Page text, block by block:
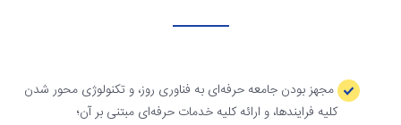
مجهز بودن جامعه حرفه‌ای به فناوری روز، و تکنولوژی محور شدن
کلیه فرایندها، و ارائه کلیه خدمات حرفه‌ای مبتنی بر آن؛